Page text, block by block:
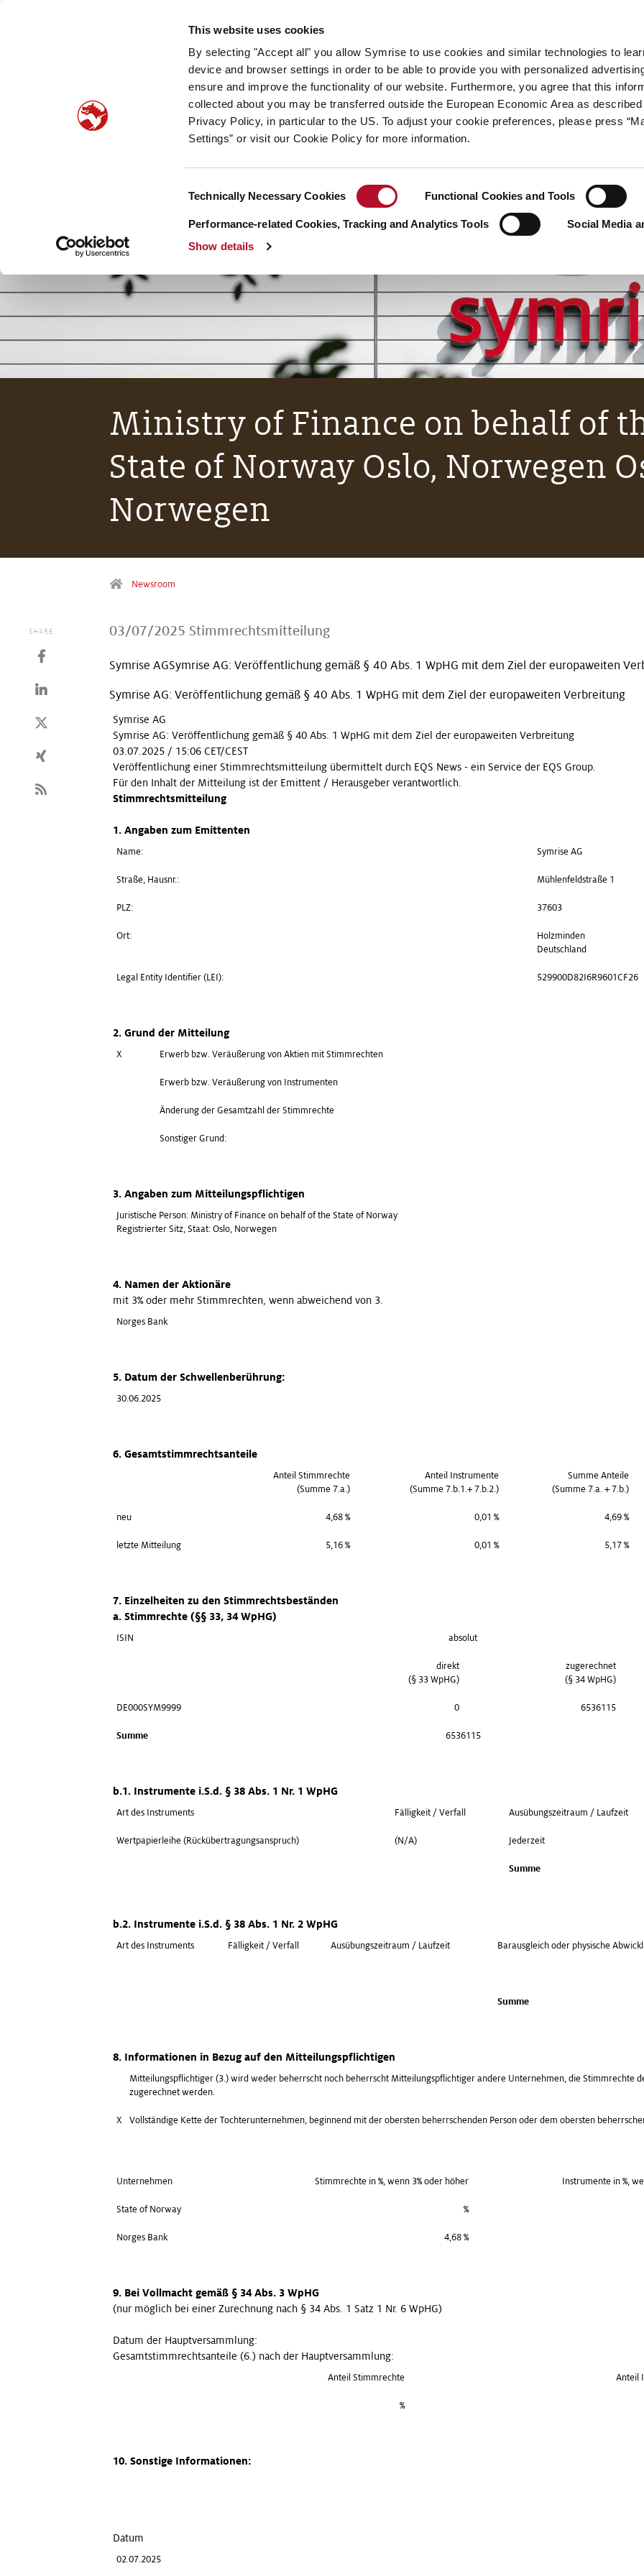
This website uses cookies
By selecting "Accept all" you allow Symrise to use cookies and similar technologies to
device and browser settings in order to be able to provide you with personalized
ensure and improve the functionality of our website. Furthermore, you agree that this
collected about you may be transferred outside the European Economic Area as described
Privacy Policy, in particular to the US. To adjust your cookie preferences, please press
Settings” or visit our Cookie Policy for more information.
Selection
Technically Necessary Cookies Functional Cookies and Tools
Performance-related Cookies, Tracking and Analytics Tools
Social Media
Show details
Scent & Care Unsere Geschichten
Ministry of Finance on behalf of
State of Norway Oslo, Norwegen
Norwegen
Newsroom
SHARE 03/07/2025 Stimmrechtsmitteilung
Symrise AGSymrise AG: Veröffentlichung gemäß § 40 Abs. 1 WpHG mit dem Ziel der europaweiten
Symrise AG: Veröffentlichung gemäß § 40 Abs. 1 WpHG mit dem Ziel der europaweiten Verbreitung
Symrise AG
Symrise AG: Veröffentlichung gemäß § 40 Abs. 1 WpHG mit dem Ziel der europaweiten Verbreitung
03.07.2025 / 15:06 CET/CEST
Veröffentlichung einer Stimmrechtsmitteilung übermittelt durch EQS News - ein Service der EQS Group.
Für den Inhalt der Mitteilung ist der Emittent / Herausgeber verantwortlich.
Stimmrechtsmitteilung
1. Angaben zum Emittenten
Name: Symrise AG
Straße, Hausnr.: Mühlenfeldstraße 1
PLZ: 37603
Ort:
Holzminden
Deutschland
Legal Entity Identifier (LEI): 529900D82I6R9601CF26
2. Grund der Mitteilung
X Erwerb bzw. Veräußerung von Aktien mit Stimmrechten
Erwerb bzw. Veräußerung von Instrumenten
Änderung der Gesamtzahl der Stimmrechte
Sonstiger Grund:
3. Angaben zum Mitteilungspflichtigen
Juristische Person: Ministry of Finance on behalf of the State of Norway
Registrierter Sitz, Staat:Oslo, Norwegen
4. Namen der Aktionäre
mit 3% oder mehr Stimmrechten, wenn abweichend von 3.
Norges Bank
5. Datum der Schwellenberührung:
30.06.2025
6. Gesamtstimmrechtsanteile
Anteil Stimmrechte
(Summe 7.a.)
Anteil Instrumente
(Summe 7.b.1.+ 7.b.2.)
Summe Anteile
(Summe 7.a. + 7.b.)
neu 4,68 % 0,01 % 4,69 %
letzte Mitteilung 5,16 % 0,01 % 5,17 %
7. Einzelheiten zu den Stimmrechtsbeständen
a. Stimmrechte (§§ 33, 34 WpHG)
ISIN absolut
direkt
(§ 33 WpHG)
zugerechnet
(§ 34 WpHG)
DE000SYM9999 0 6536115
Summe 6536115
b.1. Instrumente i.S.d. § 38 Abs. 1 Nr. 1 WpHG
Art des Instruments Fälligkeit / Verfall Ausübungszeitraum / Laufzeit
Wertpapierleihe (Rückübertragungsanspruch) (N/A) Jederzeit
Summe
b.2. Instrumente i.S.d. § 38 Abs. 1 Nr. 2 WpHG
Art des Instruments Fälligkeit / Verfall Ausübungszeitraum / Laufzeit Barausgleich oder physische
Summe
8. Informationen in Bezug auf den Mitteilungspflichtigen
Mitteilungspflichtiger (3.) wird weder beherrscht noch beherrscht Mitteilungspflichtiger andere Unternehmen, die Stimmrechte
zugerechnet werden.
X Vollständige Kette der Tochterunternehmen, beginnend mit der obersten beherrschenden Person oder dem obersten
Unternehmen Stimmrechte in %, wenn 3% oder höher Instrumente in %,
State of Norway %
Norges Bank 4,68 %
9. Bei Vollmacht gemäß § 34 Abs. 3 WpHG
(nur möglich bei einer Zurechnung nach § 34 Abs. 1 Satz 1 Nr. 6 WpHG)
Datum der Hauptversammlung:
Gesamtstimmrechtsanteile (6.) nach der Hauptversammlung:
Anteil Stimmrechte Anteil
%
10. Sonstige Informationen:
Datum
02.07.2025